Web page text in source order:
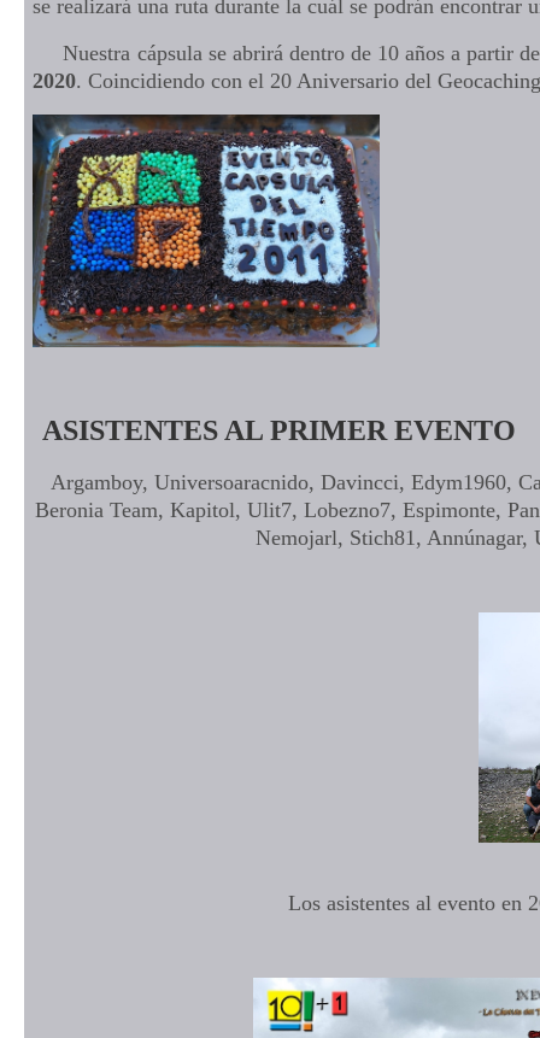
se realizará una ruta durante la cuál se podrán encontrar
Nuestra cápsula se abrirá dentro de 10 años a partir
2020. Coincidiendo con el 20 Aniversario del
ASISTENTES AL PRIMER EVENTO
Argamboy, Universoaracnido, Davincci, Edym1960,
Beronia Team, Kapitol, Ulit7, Lobezno7, Espimonte,
Nemojarl, Stich81, Annúnagar,
Los asistentes al evento en